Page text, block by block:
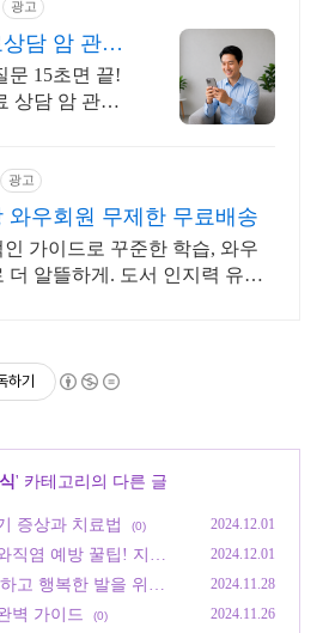
광고
담 암 관련
문 15초면 끝!
상담 암 관련
광고
와우회원 무제한 무료배송
가이드로 꾸준한 학습, 와우
더 알뜰하게. 도서 인지력 유지
하기
' 카테고리의 다른 글
증상과 치료법 (0) 2024.12.01
직염 예방 꿀팁! 지금
2024.12.01
고 행복한 발을 위한
2024.11.28
벽 가이드 (0) 2024.11.26